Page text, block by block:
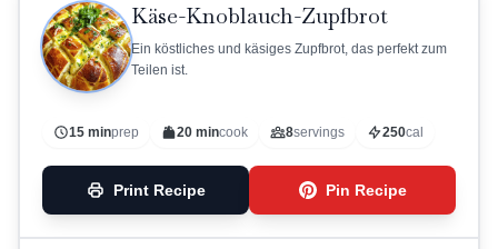
Käse-Knoblauch-Zupfbrot
Ein köstliches und käsiges Zupfbrot, das perfekt zum
Teilen ist.
15 minprep 20 mincook 8servings 250cal
Print Recipe Pin Recipe